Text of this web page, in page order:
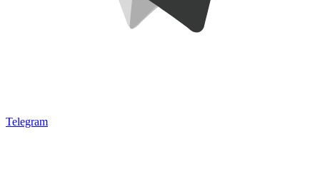
Telegram